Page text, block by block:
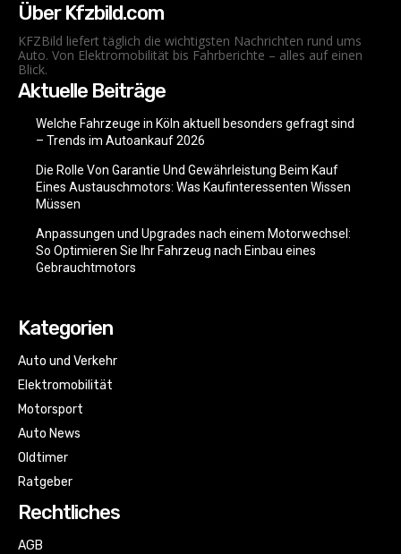
Über Kfzbild.com
KFZBild liefert täglich die wichtigsten Nachrichten rund ums
Auto. Von Elektromobilität bis Fahrberichte – alles auf einen
Blick.
Aktuelle Beiträge
Welche Fahrzeuge in Köln aktuell besonders gefragt sind
– Trends im Autoankauf 2026
Die Rolle Von Garantie Und Gewährleistung Beim Kauf
Eines Austauschmotors: Was Kaufinteressenten Wissen
Müssen
Anpassungen und Upgrades nach einem Motorwechsel:
So Optimieren Sie Ihr Fahrzeug nach Einbau eines
Gebrauchtmotors
Kategorien
Auto und Verkehr
Elektromobilität
Motorsport
Auto News
Oldtimer
Ratgeber
Rechtliches
AGB